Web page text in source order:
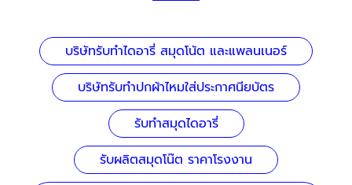
บริษัทรับทำไดอารี่ สมุดโน้ต และแพลนเนอร์
บริษัทรับทำปกผ้าไหมใส่ประกาศนียบัตร
รับทำสมุดไดอารี่
รับผลิตสมุดโน๊ต ราคาโรงงาน